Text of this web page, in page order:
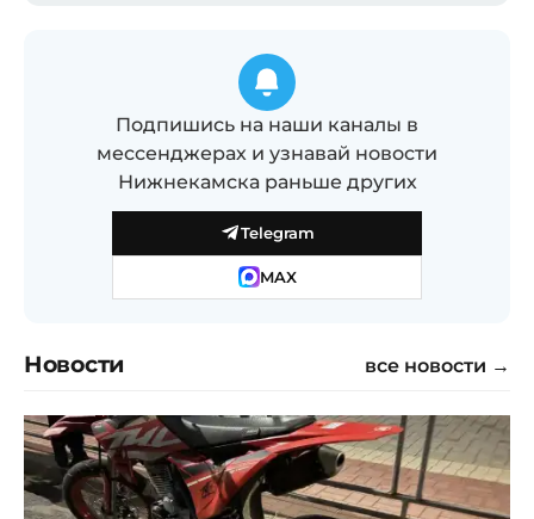
Подпишись на наши каналы в
мессенджерах и узнавай новости
Нижнекамска раньше других
Telegram
MAX
Новости все новости →